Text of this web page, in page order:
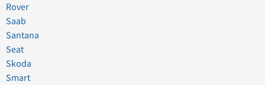
Rover
Saab
Santana
Seat
Skoda
Smart